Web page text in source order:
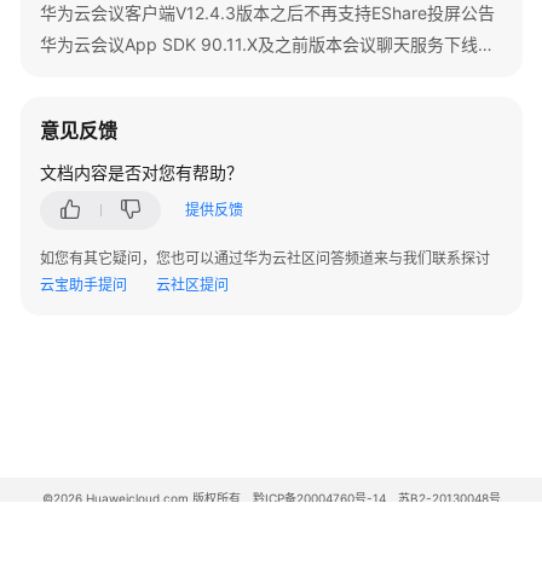
指
南
能
议
户
指
华为云会议客户端V12.4.3版本之后不再支持EShare投屏公告
华为云会议App SDK 90.11.X及之前版本会议聊天服务下线公告
意见反馈
文档内容是否对您有帮助？
提供反馈
如您有其它疑问，您也可以通过华为云社区问答频道来与我们联系探讨
云宝助手提问
云社区提问
©2026 Huaweicloud.com 版权所有 黔ICP备20004760号-14
苏B2-20130048号